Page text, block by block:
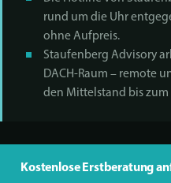
rund um die Uhr
ohne Aufpreis.
Staufenberg Advisory
DACH-Raum – remote
den Mittelstand bis zum
Kostenlose Erstberatung